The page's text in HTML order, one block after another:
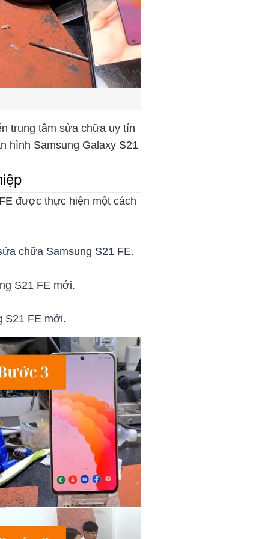
trung tâm sửa chữa uy tín
hình Samsung Galaxy S21
được thực hiện một cách
chữa Samsung S21 FE.
S21 FE mới.
S21 FE mới.